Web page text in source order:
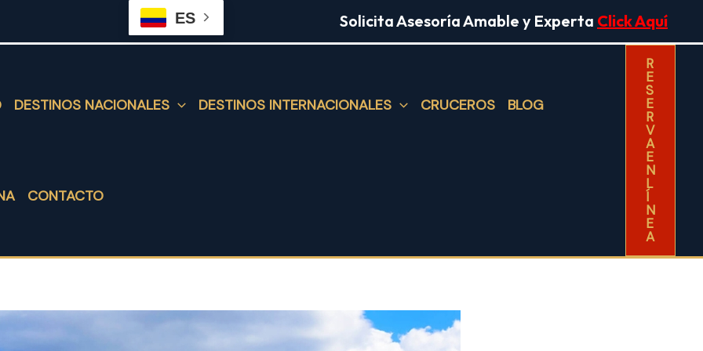
ES Solicita Asesoría Amable y Experta Click Aquí
DESTINOS NACIONALES DESTINOS INTERNACIONALES CRUCEROS BLOG
CONTACTO
R
E
S
E
R
V
A
E
N
L
Í
N
E
A